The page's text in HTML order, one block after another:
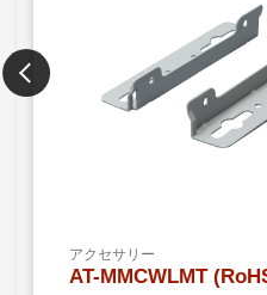
アクセサリー
AT-BRKT-J24